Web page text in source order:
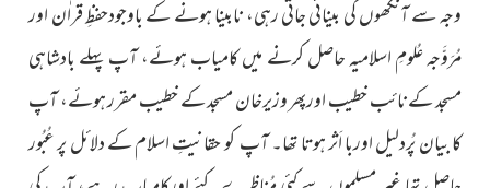
وجہ سے آنکھوں کی بینائی جاتی رہی، نابینا ہونے کے باوجودحفظِ قراٰن اور
مُرَوَّجہ عُلومِ اسلامیہ حاصل کرنے میں کامیاب ہوئے، آپ پہلے بادشاہی
مسجد کے نائب خطیب اورپھر وزیرخان مسجد کے خطیب مقررہوئے، آپ
کا بیان پُردلیل اوربا اَثر ہوتا تھا۔ آپ کو حقانیتِ اسلام کے دلائل پر عُبُور